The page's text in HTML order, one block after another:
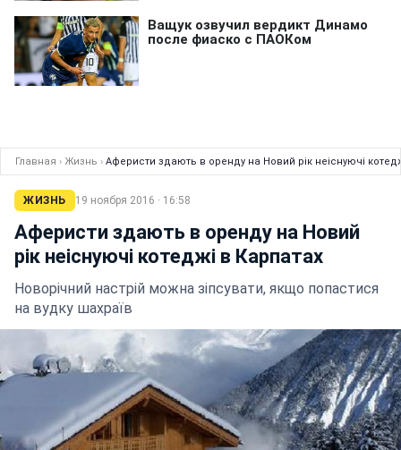
Главная › Жизнь › Аферисти здають в оренду на Новий рік неіснуючі
ЖИЗНЬ 19 ноября 2016 · 16:58
Аферисти здають в оренду на Новий
рік неіснуючі котеджі в Карпатах
Новорічний настрій можна зіпсувати, якщо попастися
на вудку шахраїв